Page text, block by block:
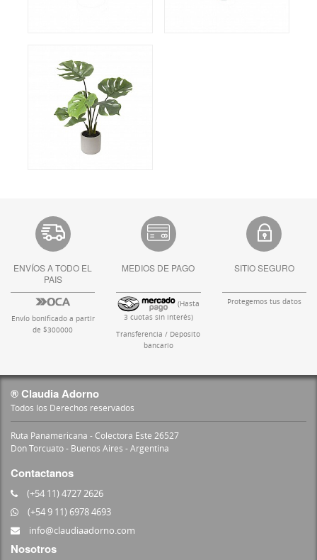
ENVÍOS A TODO EL
PAIS
Envío bonificado a partir
de $300000
MEDIOS DE PAGO
(Hasta
3 cuotas sin interés)
Transferencia / Deposito
bancario
SITIO SEGURO
Protegemos tus datos
® Claudia Adorno
Todos los Derechos reservados
Ruta Panamericana - Colectora Este 26527
Don Torcuato - Buenos Aires - Argentina
Contactanos
(+54 11) 4727 2626
(+54 9 11) 6978 4693
info@claudiaadorno.com
Nosotros